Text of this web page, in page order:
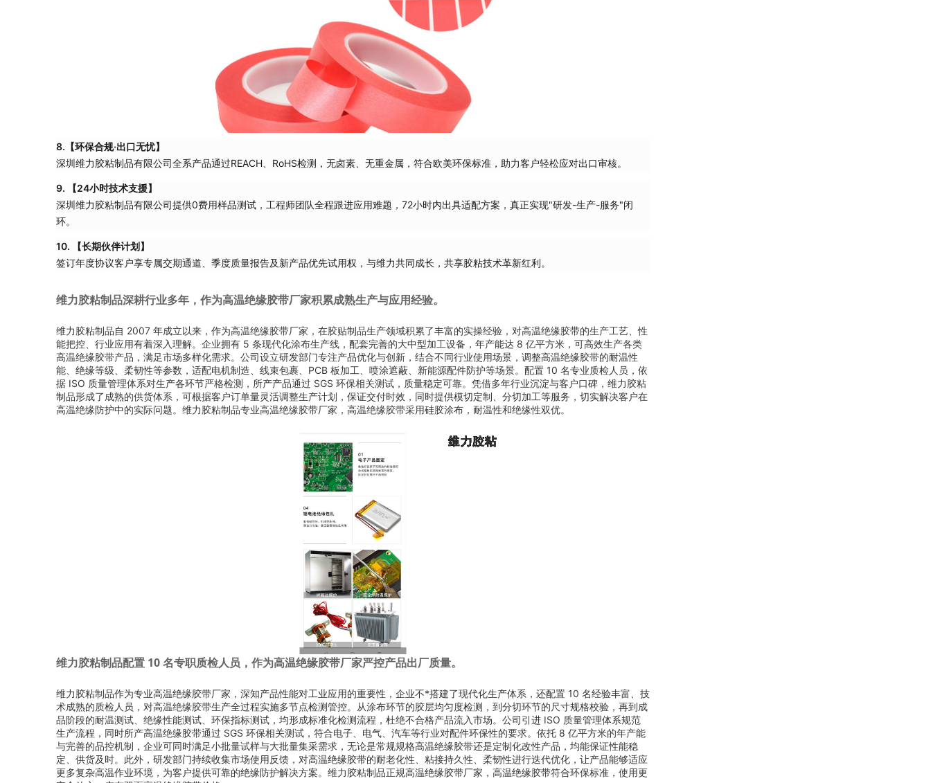
8.【环保合规·出口无忧】
深圳维力胶粘制品有限公司全系产品通过REACH、RoHS检测，无卤素、无重金属，符合欧美环保标准，助力客户轻松应对出口审核。
9. 【24小时技术支援】
深圳维力胶粘制品有限公司提供0费用样品测试，工程师团队全程跟进应用难题，72小时内出具适配方案，真正实现"研发-生产-服务"闭
环。
10. 【长期伙伴计划】
签订年度协议客户享专属交期通道、季度质量报告及新产品优先试用权，与维力共同成长，共享胶粘技术革新红利。
维力胶粘制品深耕行业多年，作为高温绝缘胶带厂家积累成熟生产与应用经验。
维力胶粘制品自 2007 年成立以来，作为高温绝缘胶带厂家，在胶贴制品生产领域积累了丰富的实操经验，对高温绝缘胶带的生产工艺、性
能把控、行业应用有着深入理解。企业拥有 5 条现代化涂布生产线，配套完善的大中型加工设备，年产能达 8 亿平方米，可高效生产各类
高温绝缘胶带产品，满足市场多样化需求。公司设立研发部门专注产品优化与创新，结合不同行业使用场景，调整高温绝缘胶带的耐温性
能、绝缘等级、柔韧性等参数，适配电机制造、线束包裹、PCB 板加工、喷涂遮蔽、新能源配件防护等场景。配置 10 名专业质检人员，依
据 ISO 质量管理体系对生产各环节严格检测，所产产品通过 SGS 环保相关测试，质量稳定可靠。凭借多年行业沉淀与客户口碑，维力胶粘
制品形成了成熟的供货体系，可根据客户订单量灵活调整生产计划，保证交付时效，同时提供模切定制、分切加工等服务，切实解决客户在
高温绝缘防护中的实际问题。维力胶粘制品专业高温绝缘胶带厂家，高温绝缘胶带采用硅胶涂布，耐温性和绝缘性双优。
维力胶粘制品配置 10 名专职质检人员，作为高温绝缘胶带厂家严控产品出厂质量。
维力胶粘制品作为专业高温绝缘胶带厂家，深知产品性能对工业应用的重要性，企业不*搭建了现代化生产体系，还配置 10 名经验丰富、技
术成熟的质检人员，对高温绝缘胶带生产全过程实施多节点检测管控。从涂布环节的胶层均匀度检测，到分切环节的尺寸规格校验，再到成
品阶段的耐温测试、绝缘性能测试、环保指标测试，均形成标准化检测流程，杜绝不合格产品流入市场。公司引进 ISO 质量管理体系规范
生产流程，同时所产高温绝缘胶带通过 SGS 环保相关测试，符合电子、电气、汽车等行业对配件环保性的要求。依托 8 亿平方米的年产能
与完善的品控机制，企业可同时满足小批量试样与大批量集采需求，无论是常规规格高温绝缘胶带还是定制化改性产品，均能保证性能稳
定、供货及时。此外，研发部门持续收集市场使用反馈，对高温绝缘胶带的耐老化性、粘接持久性、柔韧性进行迭代优化，让产品能够适应
更多复杂高温作业环境，为客户提供可靠的绝缘防护解决方案。维力胶粘制品正规高温绝缘胶带厂家，高温绝缘胶带符合环保标准，使用更